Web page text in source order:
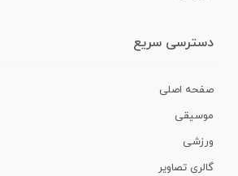
دسترسی سریع
صفحه اصلی
موسیقی
ورزشی
گالری تصاویر